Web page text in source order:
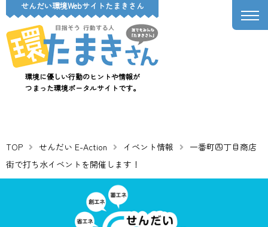
せんだい環境Webサイトたまきさん
環境に優しい行動のヒントや情報が
つまった環境ポータルサイトです。
TOP せんだい E-Action イベント情報
一番町四丁目商店
街で打ち水イベントを開催します！